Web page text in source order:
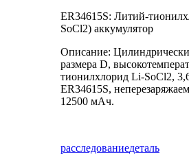
ER34615S: Литий-
SoCl2) аккумулятор
Описание:
размера D,
тионилхлорид Li-SoCl2,
ER34615S,
12500 мАч.
расследованиедеталь